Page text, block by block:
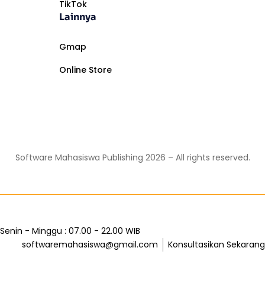
TikTok
Lainnya
Gmap
Online Store
Software Mahasiswa Publishing 2026 – All rights reserved.
Senin - Minggu : 07.00 - 22.00 WIB
softwaremahasiswa@gmail.com
Konsultasikan Sekarang